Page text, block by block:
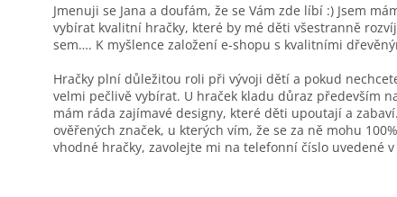
Jmenuji se Jana a doufám, že se Vám zde líbí :) Jsem
vybírat kvalitní hračky, které by mé děti všestranně
sem…. K myšlence založení e-shopu s kvalitními
Hračky plní důležitou roli při vývoji dětí a pokud
velmi pečlivě vybírat. U hraček kladu důraz především
mám ráda zajímavé designy, které děti upoutají a
ověřených značek, u kterých vím, že se za ně mohu
vhodné hračky, zavolejte mi na telefonní číslo uvedené